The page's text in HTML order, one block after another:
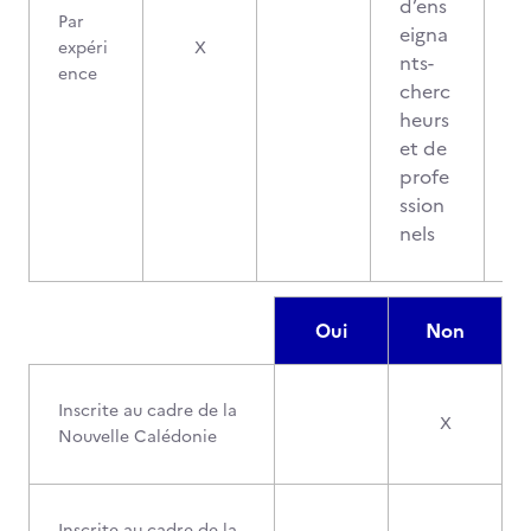
Par
expéri
ence
X
d’ens
eigna
nts-
cherc
heurs
et de
profe
ssion
nels
Oui Non
Inscrite au cadre de la
Nouvelle Calédonie
X